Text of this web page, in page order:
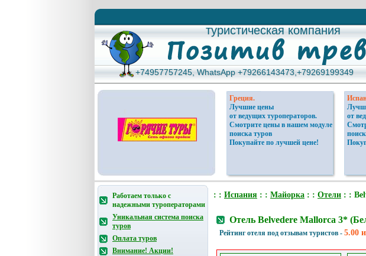
туристическая компания
туристическая компания
+74957757245, WhatsApp +79266143473,+79269199349
+74957757245, WhatsApp +79266143473,+79269199349
Греция.
Лучшие цены
от ведущих туроператоров.
Смотрите цены в нашем модуле
поиска туров
Покупайте по лучшей цене!
от
Работаем только с
надежными туроператорами
Уникальная система поиска
туров
Оплата туров
Внимание! Акции!
: : Испания : : Майорка : : Отели : :
Отель Belvedere Mallorca 3*
Рейтинг отеля под отзывам туристов - 5.00